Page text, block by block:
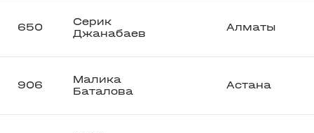
650
Серик
Джанабаев
Алматы
906
Малика
Баталова
Астана